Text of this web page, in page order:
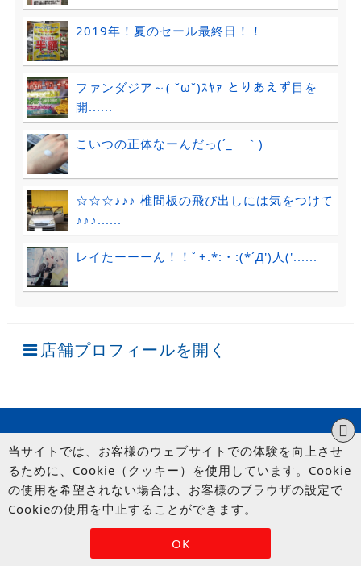
2019年！夏のセール最終日！！
ファンダジア～( ˘ω˘)ｽﾔｧ とりあえず目を
開......
こいつの正体なーんだっ(´_ゝ｀)
☆☆☆♪♪♪ 椎間板の飛び出しには気をつけて
♪♪♪......
レイたーーーん！！ﾟ+.*:・:(*´Д')人('......
店舗プロフィールを開く
© UP GARAGE GROUP Co., Ltd.
OK
当サイトでは、お客様のウェブサイトでの体験を向上させ
るために、Cookie（クッキー）を使用しています。Cookie
の使用を希望されない場合は、お客様のブラウザの設定で
Cookieの使用を中止することができます。